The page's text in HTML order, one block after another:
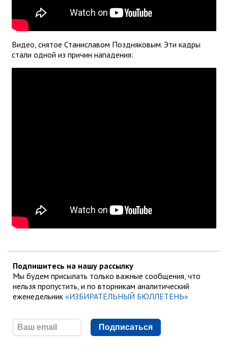
Видео, снятое Станиславом Поздняковым. Эти кадры
стали одной из причин нападения:
Подпишитесь на нашу рассылку
Мы будем присылать только важные сообщения, что
нельзя пропустить, и по вторникам аналитический
еженедельник «ИЗБИРАТЕЛЬНЫЙ БЮЛЛЕТЕНЬ»
Подписаться